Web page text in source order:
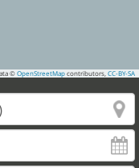
© OpenStreetMap contributors, CC-BY-SA